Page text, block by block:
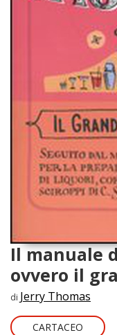
Il manuale
ovvero il
di Jerry Thomas
CARTACEO